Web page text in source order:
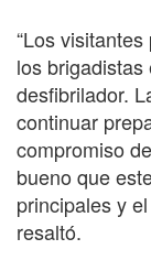
“Los
los
desfibrilador.
continuar
compromiso
bueno que
principales y
resaltó.